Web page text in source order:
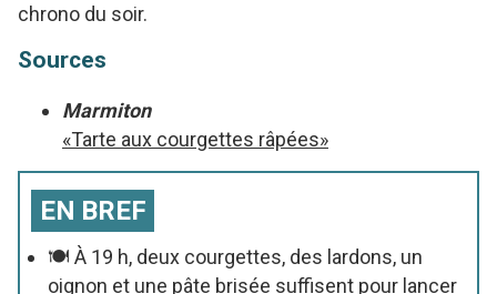
chrono du soir.
Sources
Marmiton
«Tarte aux courgettes râpées»
EN BREF
🍽️ À 19 h, deux courgettes, des lardons, un
oignon et une pâte brisée suffisent pour lancer